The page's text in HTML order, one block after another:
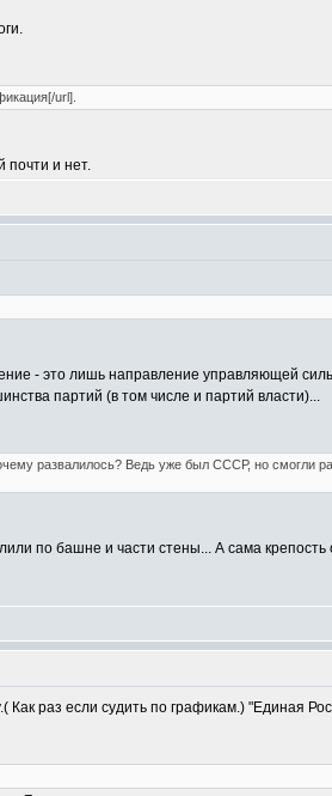
url].
почти и нет.
- это лишь направление управляющей
партий (в том числе и партий власти)...
развалилось? Ведь уже был СССР, но смогли
по башне и части стены... А сама крепость
раз если судить по графикам.) "Единая